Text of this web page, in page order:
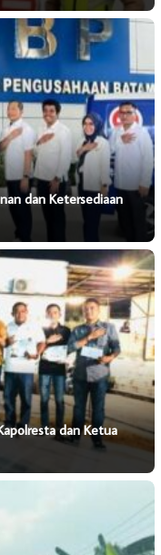
dan Ketersediaan
dan Ketua